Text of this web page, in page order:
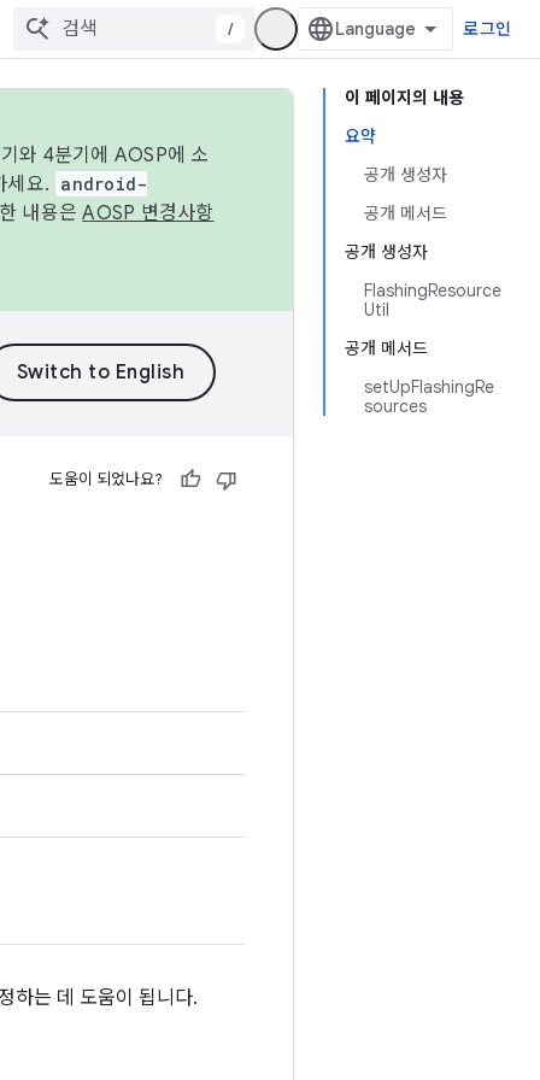
/ 로그인
이 페이지의 내용
요약
공개 생성자
공개 메서드
공개 생성자
FlashingResource
Util
공개 메서드
setUpFlashingRe
sources
와 4분기에 AOSP에 소
세요. android-
내용은AOSP 변경사항
도움이 되었나요?
하는 데 도움이 됩니다.